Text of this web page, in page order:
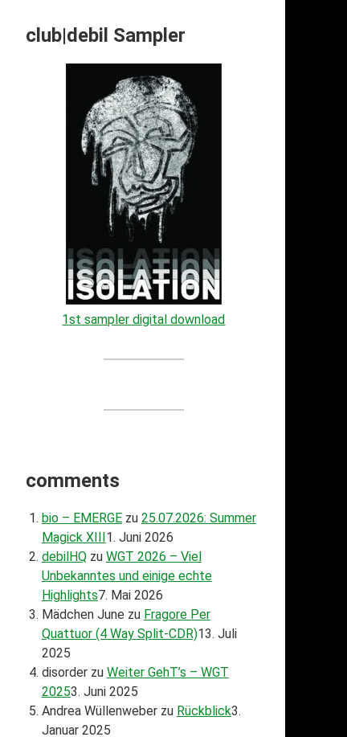
club|debil Sampler
1st sampler digital download
comments
bio – EMERGEzu 25.07.2026: Summer
Magick XIII1. Juni 2026
debilHQzu WGT 2026 – Viel
Unbekanntes und einige echte
Highlights7. Mai 2026
Mädchen June zu Fragore Per
Quattuor (4 Way Split-CDR)13. Juli
2025
disorderzu Weiter GehT’s – WGT
20253. Juni 2025
Andrea Wüllenweberzu Rückblick3.
Januar 2025